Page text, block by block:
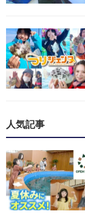
人気記事